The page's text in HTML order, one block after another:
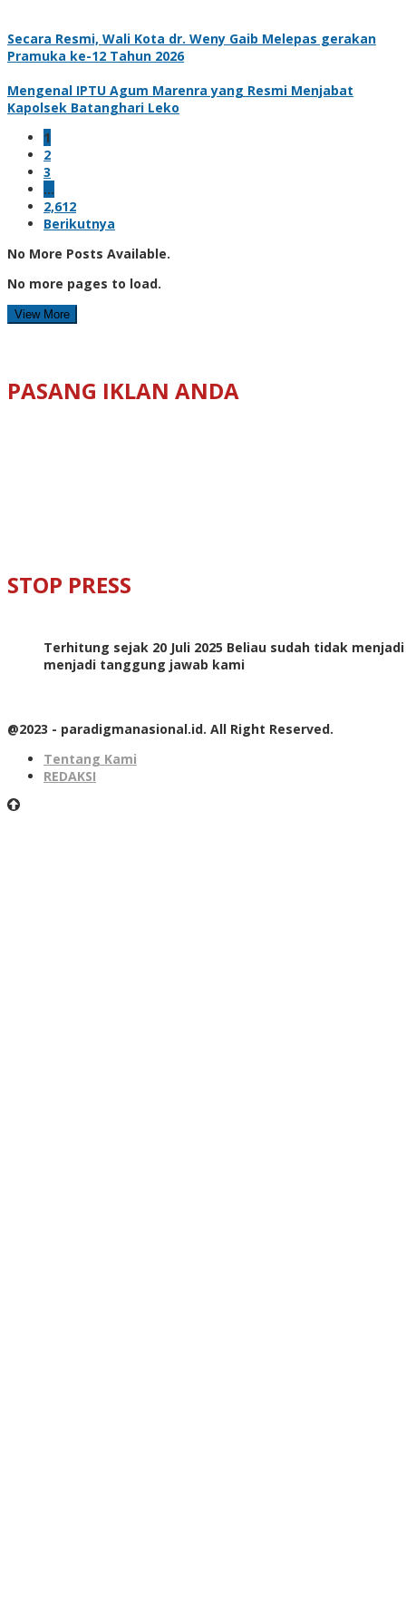
Secara Resmi, Wali Kota dr. Weny Gaib Melepas gerakan
Pramuka ke-12 Tahun 2026
Mengenal IPTU Agum Marenra yang Resmi Menjabat
Kapolsek Batanghari Leko
1
2
3
…
2,612
Berikutnya
No More Posts Available.
No more pages to load.
View More
PASANG IKLAN ANDA
STOP PRESS
Terhitung sejak 20 Juli 2025 Beliau sudah tidak
menjadi tanggung jawab kami
@2023 - paradigmanasional.id. All Right Reserved.
Tentang Kami
REDAKSI